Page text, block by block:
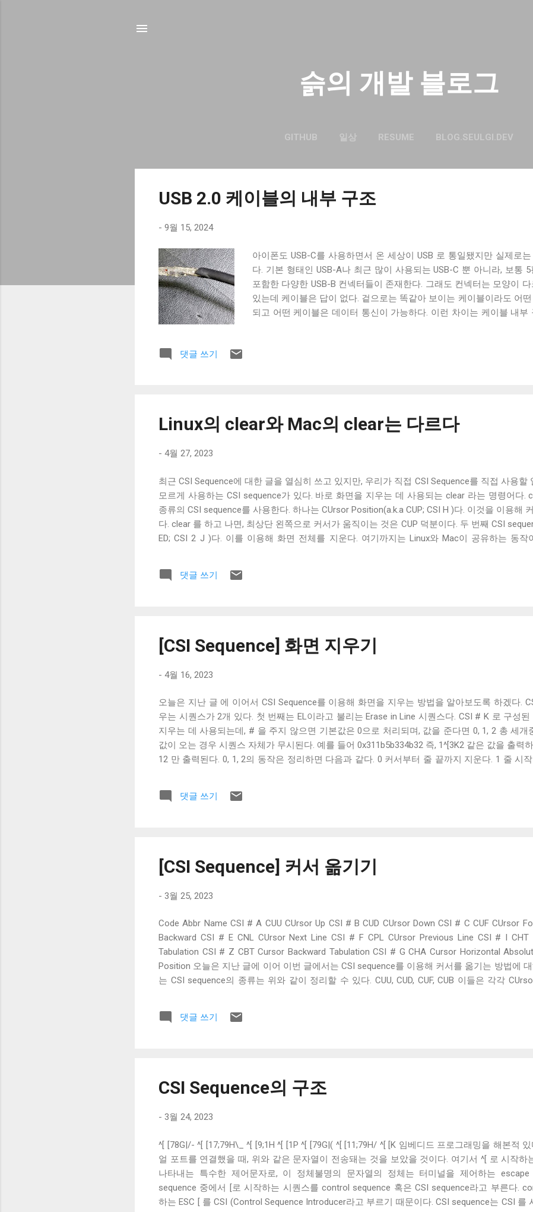
슭의 개발 블로그
GITHUB 일상 RESUME BLOG.SEULGI.DEV
USB 2.0 케이블의 내부 구조
- 9월 15, 2024
아이폰도 USB-C를 사용하면서 온 세상이 USB 로 통일됐지만 실제로
다. 기본 형태인 USB-A나 최근 많이 사용되는 USB-C 뿐 아니라, 보통
포함한 다양한 USB-B 컨넥터들이 존재한다. 그래도 컨넥터는 모양이
있는데 케이블은 답이 없다. 겉으로는 똑같아 보이는 케이블이라도 어
되고 어떤 케이블은 데이터 통신이 가능하다. 이런 차이는 케이블 내부
것이다. 절연체 아래로 금속 선이 있는 것을 알 수 있다. 이 선들은 금
(Braided Shielding)라고 부른다. 이 둘은 다 외부 전자기장으로부터 전
만, 특성이 약간 다르다. 보통 편조 차폐가 저주파수 전자기파를 차단하
연결되지 않았다 하지만 고속 전송을 지원하는 케이블이 ...
댓글 쓰기
Linux의 clear와 Mac의 clear는 다르다
- 4월 27, 2023
최근 CSI Sequence에 대한 글을 열심히 쓰고 있지만, 우리가 직접 CSI Sequence를 직접 사용할
모르게 사용하는 CSI sequence가 있다. 바로 화면을 지우는 데 사용되는 clear 라는 명령어다.
종류의 CSI sequence를 사용한다. 하나는 CUrsor Position(a.k.a CUP; CSI H )다. 이것을 이용해
다. clear 를 하고 나면, 최상단 왼쪽으로 커서가 움직이는 것은 CUP 덕분이다. 두 번째 CSI
ED; CSI 2 J )다. 이를 이용해 화면 전체를 지운다. 여기까지는 Linux와 Mac이 공유하는 동작
지우지 않는다. 이는 Linux의 clear는 앞의 두 시퀀스에 이어 CSI 3 J 를 출력하기 때문이다.
Escape Sequence의 확장으로 스크롤 버퍼에 저장된 라인을 지우는 시퀀스다. 2011년 레드 햇
스크롤 버퍼는 지우지 않았다. 하지만 시간이 지나며 점점 xterm 확장은 다른 터미널 에뮬레이
기 시작했다. 2007년 PuTTY , 2011년 Red Hat , 2014년 Gnome...
댓글 쓰기
[CSI Sequence] 화면 지우기
- 4월 16, 2023
오늘은 지난 글 에 이어서 CSI Sequence를 이용해 화면을 지우는 방법을 알아보도록 하겠다.
우는 시퀀스가 2개 있다. 첫 번째는 EL이라고 불리는 Erase in Line 시퀀스다. CSI # K 로 구성
지우는 데 사용되는데, # 을 주지 않으면 기본값은 0으로 처리되며, 값을 준다면 0, 1, 2 총 세개
값이 오는 경우 시퀀스 자체가 무시된다. 예를 들어 0x311b5b334b32 즉, 1^[3K2 같은 값을 출력
12 만 출력된다. 0, 1, 2의 동작은 정리하면 다음과 같다. 0 커서부터 줄 끝까지 지운다. 1 줄 시
지우고 새로운 줄을 쓰고 싶으면, EL 시퀀스와 캐리지 리턴 (\r)을 같이 사용해줘야 한다. 두 번
Display 시퀀스다. CSI # J 로 구성된 시퀀스로 이름 그대로 화면을 지우는 데, EL과 마찬가지
가된 것이다. 이 시퀀스는 스크롤 버퍼에 저장된 값을 지우는 시퀀스다. 원래 VT100 시절에 있
터미널에는 스크롤이라는 개념이 없었다. 이 시퀀스는 X 윈도우 시스템 과 ...
댓글 쓰기
[CSI Sequence] 커서 옮기기
- 3월 25, 2023
Code Abbr Name CSI # A CUU CUrsor Up CSI # B CUD CUrsor Down CSI # C CUF CUrsor
Backward CSI # E CNL CUrsor Next Line CSI # F CPL CUrsor Previous Line CSI # I
Tabulation CSI # Z CBT Cursor Backward Tabulation CSI # G CHA Cursor Horizontal
Position 오늘은 지난 글에 이어 이번 글에서는 CSI sequence를 이용해 커서를 옮기는 방법에
는 CSI sequence의 종류는 위와 같이 정리할 수 있다. CUU, CUD, CUF, CUB 이들은 각각
자가 생략되면 1로 취급된다. 즉, 0x1b[A 는 0x1b[1A 와 같은 의미이다. 이때 CUF나 CUB는 같은
시작에서 CUB를 받아도 이전 줄로 움직이지 않고, 줄의 마지막에서 CUF를 받아도 다음 줄로
댓글 쓰기
CSI Sequence의 구조
- 3월 24, 2023
^[ [78G|/- ^[ [17;79H\_ ^[ [9;1H ^[ [1P ^[ [79G|( ^[ [11;79H/ ^[ [K 임베디드 프로그래밍을 해본적
얼 포트를 연결했을 때, 위와 같은 문자열이 전송돼는 것을 보았을 것이다. 여기서 ^[ 로 시작하
나타내는 특수한 제어문자로, 이 정체불명의 문자열의 정체는 터미널을 제어하는
sequence 중에서 [로 시작하는 시퀀스를 control sequence 혹은 CSI sequence라고 부른다.
하는 ESC [ 를 CSI (Control Sequence Introducer라고 부르기 때문이다. CSI sequence는 CSI 를